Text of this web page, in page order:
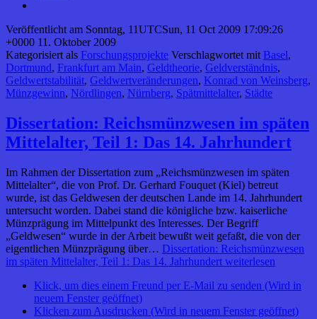
Veröffentlicht am Sonntag, 11UTCSun, 11 Oct 2009 17:09:26
+0000 11. Oktober 2009
Kategorisiert als Forschungsprojekte Verschlagwortet mit Basel,
Dortmund, Frankfurt am Main, Geldtheorie, Geldverständnis,
Geldwertstabilität, Geldwertveränderungen, Konrad von Weinsberg,
Münzgewinn, Nördlingen, Nürnberg, Spätmittelalter, Städte
Dissertation: Reichsmünzwesen im späten
Mittelalter, Teil 1: Das 14. Jahrhundert
Im Rahmen der Dissertation zum „Reichsmünzwesen im späten
Mittelalter“, die von Prof. Dr. Gerhard Fouquet (Kiel) betreut
wurde, ist das Geldwesen der deutschen Lande im 14. Jahrhundert
untersucht worden. Dabei stand die königliche bzw. kaiserliche
Münzprägung im Mittelpunkt des Interesses. Der Begriff
„Geldwesen“ wurde in der Arbeit bewußt weit gefaßt, die von der
eigentlichen Münzprägung über… Dissertation: Reichsmünzwesen
im späten Mittelalter, Teil 1: Das 14. Jahrhundert weiterlesen
Klick, um dies einem Freund per E-Mail zu senden (Wird in
neuem Fenster geöffnet)
Klicken zum Ausdrucken (Wird in neuem Fenster geöffnet)